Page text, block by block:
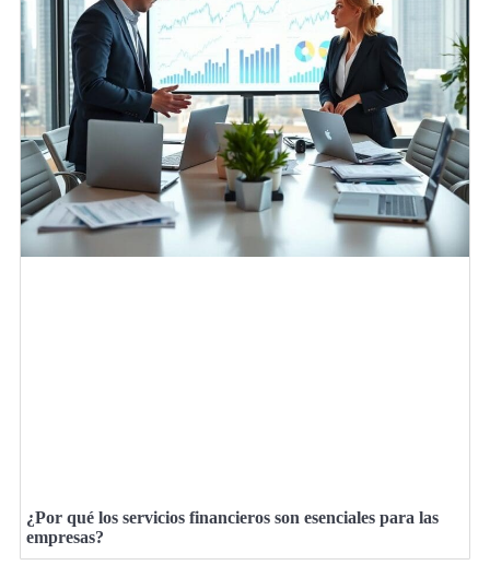
¿Por qué los servicios financieros son esenciales para las
empresas?